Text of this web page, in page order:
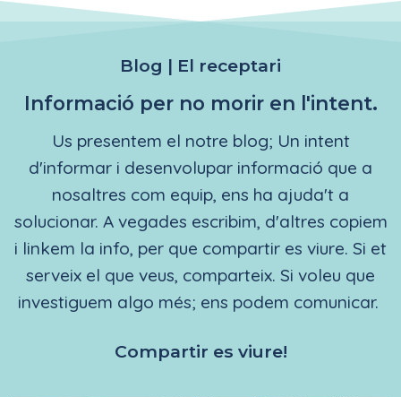
Blog | El receptari
Informació per no morir en l'intent.
Us presentem el notre blog; Un intent
d'informar i desenvolupar informació que a
nosaltres com equip, ens ha ajuda't a
solucionar. A vegades escribim, d'altres copiem
i linkem la info, per que compartir es viure. Si et
serveix el que veus, comparteix. Si voleu que
investiguem algo més; ens podem comunicar.
Compartir es viure!